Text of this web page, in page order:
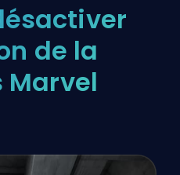
de la
Marvel